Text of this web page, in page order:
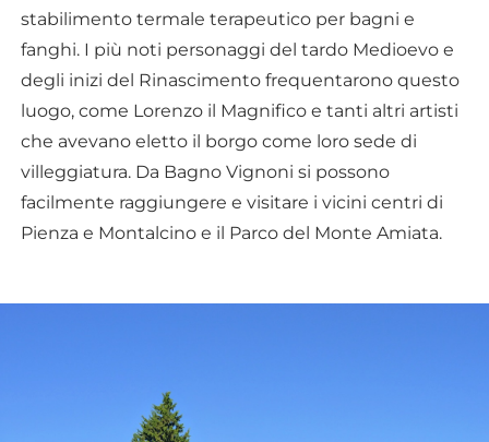
stabilimento termale terapeutico per bagni e
fanghi. I più noti personaggi del tardo Medioevo e
degli inizi del Rinascimento frequentarono questo
luogo, come Lorenzo il Magnifico e tanti altri artisti
che avevano eletto il borgo come loro sede di
villeggiatura. Da Bagno Vignoni si possono
facilmente raggiungere e visitare i vicini centri di
Pienza e Montalcino e il Parco del Monte Amiata.